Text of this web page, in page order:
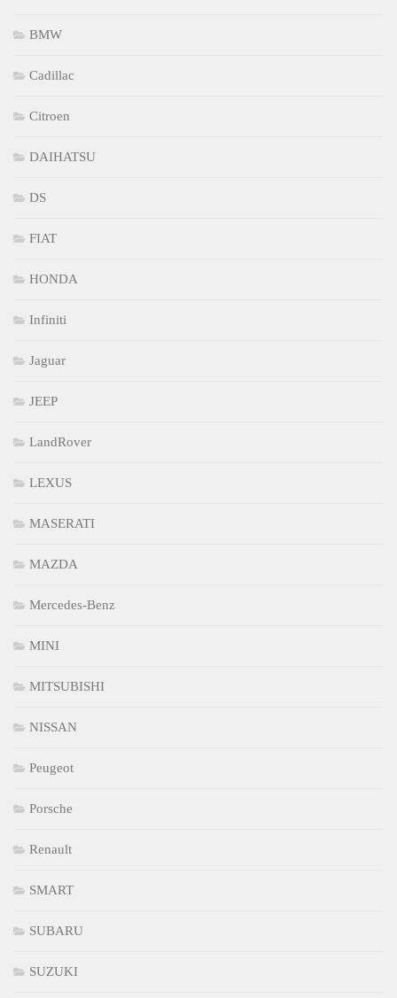
BMW
Cadillac
Citroen
DAIHATSU
DS
FIAT
HONDA
Infiniti
Jaguar
JEEP
LandRover
LEXUS
MASERATI
MAZDA
Mercedes-Benz
MINI
MITSUBISHI
NISSAN
Peugeot
Porsche
Renault
SMART
SUBARU
SUZUKI